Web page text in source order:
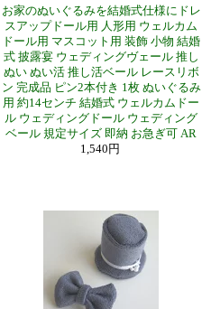
お家のぬいぐるみを結婚式仕様にドレ
スアップドール用 人形用 ウェルカム
ドール用 マスコット用 装飾 小物 結婚
式 披露宴 ウェディングヴェール 推し
ぬい ぬい活 推し活ベール レースリボ
ン 完成品 ピン2本付き 1枚 ぬいぐるみ
用 約14センチ 結婚式 ウェルカムドー
ル ウェディングドール ウェディング
ベール 規定サイズ 即納 お急ぎ可 AR
1,540円